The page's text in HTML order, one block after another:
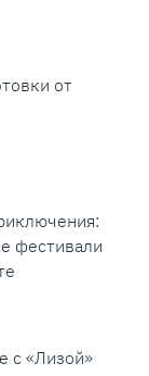
от
фестивали
с «Лизой»